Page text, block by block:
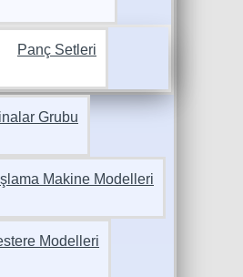
Panç Setleri
Grubu
Makine Modelleri
Modelleri